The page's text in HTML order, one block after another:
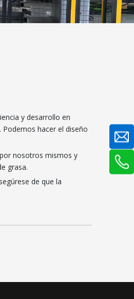
y desarrollo en
hacer el diseño
nosotros mismos y
grasa.
de que la